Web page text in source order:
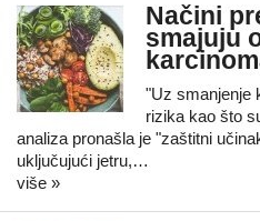
Načini
smajuju
"Uz smanjenje
rizika kao što
analiza pronašla je "zaštitni
uključujući jetru,…
više »